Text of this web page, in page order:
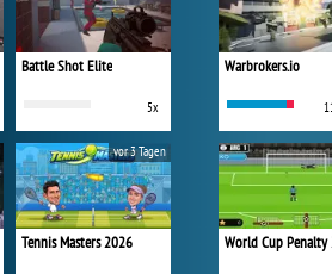
Battle Shot Elite
5x
Tennis Masters 2026
vor 3 Tagen
Warbrokers.io
World Cup